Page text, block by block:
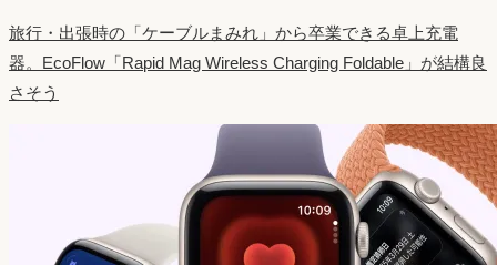
旅行・出張時の「ケーブルまみれ」から卒業できる卓上充電
器。EcoFlow「Rapid Mag Wireless Charging Foldable」が結構良
さそう